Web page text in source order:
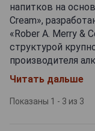
напитков на
Cream»,
«Rober A. Merry &
структурой
производителя
лидирующие
под маркой
и вскоре
ассортименте
Читать дальше
Показаны 1 - 3 из 3